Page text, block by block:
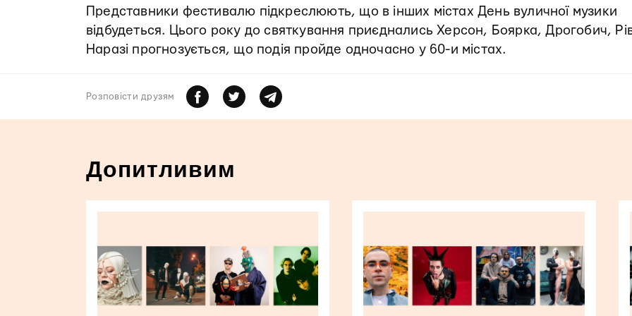
Представники фестивалю підкреслюють, що в інших містах День вуличної музики
відбудеться. Цього року до святкування приєднались Херсон, Боярка, Дрогобич,
Наразі прогнозується, що подія пройде одночасно у 60-и містах.
Розповiсти друзям
Допитливим